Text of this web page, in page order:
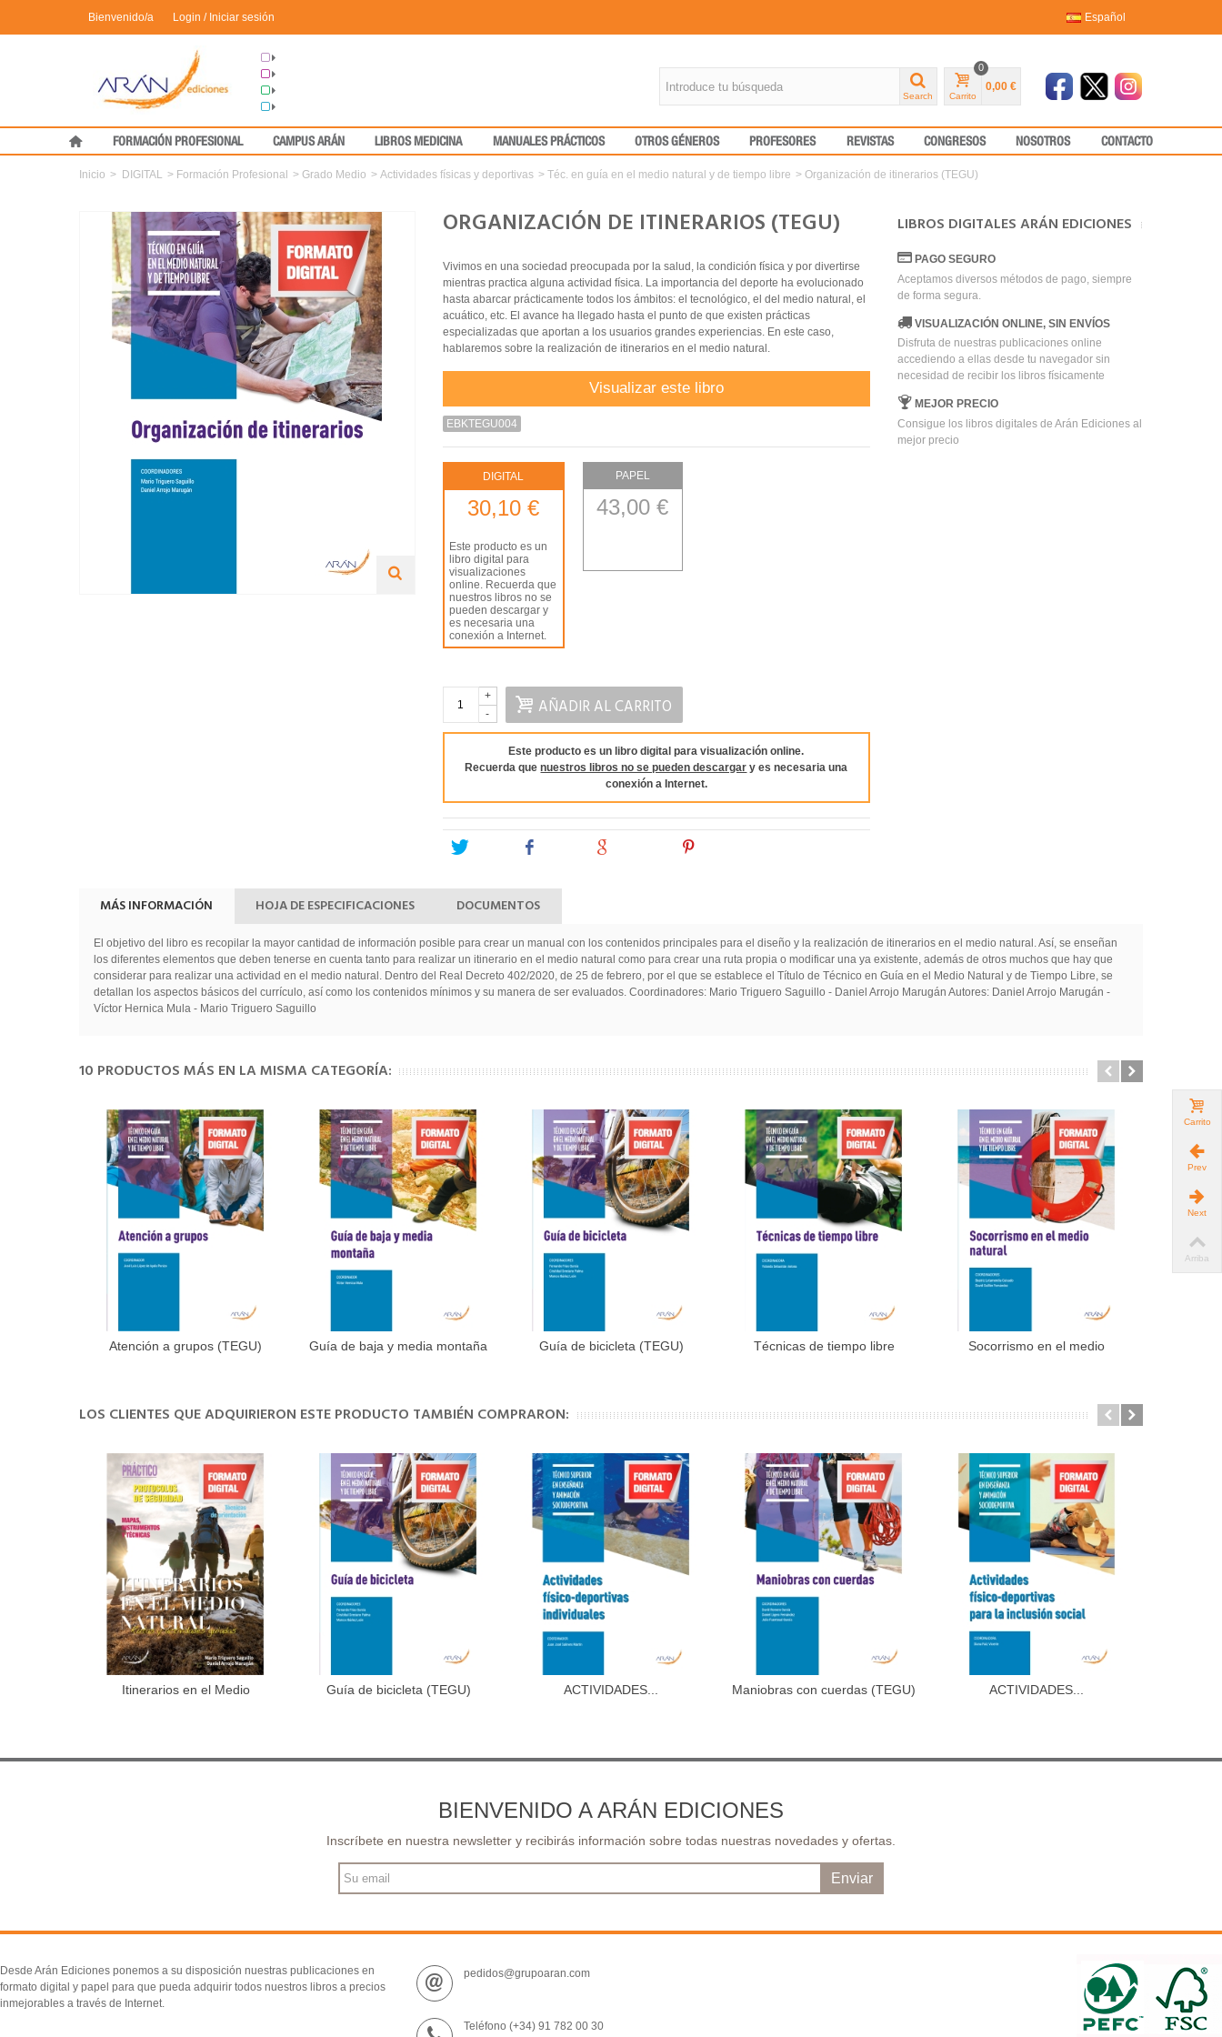
Español
Bienvenido/a Login / Iniciar sesión
Grupo Arán
Congresos
Formación
Medical Press
Search Carrito
0
0,00 €
FORMACIÓN PROFESIONAL CAMPUS ARÁN LIBROS MEDICINA MANUALES PRÁCTICOS OTROS GÉNEROS PROFESORES REVISTAS CONGRESOS NOSOTROS CONTACTO
Inicio > DIGITAL > Formación Profesional > Grado Medio > Actividades físicas y deportivas > Téc. en guía en el medio natural y de tiempo libre > Organización de itinerarios (TEGU)
ORGANIZACIÓN DE ITINERARIOS (TEGU)
Vivimos en una sociedad preocupada por la salud, la condición física y por divertirse
mientras practica alguna actividad física. La importancia del deporte ha evolucionado
hasta abarcar prácticamente todos los ámbitos: el tecnológico, el del medio natural, el
acuático, etc. El avance ha llegado hasta el punto de que existen prácticas
especializadas que aportan a los usuarios grandes experiencias. En este caso,
hablaremos sobre la realización de itinerarios en el medio natural.
Visualizar este libro
EBKTEGU004
DIGITAL
30,10 €
Este producto es un
libro digital para
visualizaciones
online. Recuerda que
nuestros libros no se
pueden descargar y
es necesaria una
conexión a Internet.
PAPEL
43,00 €
-
+ AÑADIR AL CARRITO
Este producto es un libro digital para visualización online.
Recuerda quenuestros libros no se pueden descargar y es necesaria una
conexión a Internet.
Tweet
LIBROS DIGITALES ARÁN EDICIONES
PAGO SEGURO
Aceptamos diversos métodos de pago, siempre
de forma segura.
VISUALIZACIÓN ONLINE, SIN ENVÍOS
Disfruta de nuestras publicaciones online
accediendo a ellas desde tu navegador sin
necesidad de recibir los libros físicamente
MEJOR PRECIO
Consigue los libros digitales de Arán Ediciones al
mejor precio
MÁS INFORMACIÓN HOJA DE ESPECIFICACIONES DOCUMENTOS
El objetivo del libro es recopilar la mayor cantidad de información posible para crear un manual con los contenidos principales para el diseño y la realización de itinerarios en el medio natural. Así, se enseñan
los diferentes elementos que deben tenerse en cuenta tanto para realizar un itinerario en el medio natural como para crear una ruta propia o modificar una ya existente, además de otros muchos que hay que
considerar para realizar una actividad en el medio natural. Dentro del Real Decreto 402/2020, de 25 de febrero, por el que se establece el Título de Técnico en Guía en el Medio Natural y de Tiempo Libre, se
detallan los aspectos básicos del currículo, así como los contenidos mínimos y su manera de ser evaluados. Coordinadores: Mario Triguero Saguillo - Daniel Arrojo Marugán Autores: Daniel Arrojo Marugán -
Víctor Hernica Mula - Mario Triguero Saguillo
10 PRODUCTOS MÁS EN LA MISMA CATEGORÍA:
Añadir al carrito
Atención a grupos (TEGU) Añadir al carrito
Guía de baja y media montaña
Añadir al carrito
Guía de bicicleta (TEGU) Añadir al carrito
Técnicas de tiempo libre
Añadir al carrito
Socorrismo en el medio
LOS CLIENTES QUE ADQUIRIERON ESTE PRODUCTO TAMBIÉN COMPRARON:
Añadir al carrito
Itinerarios en el Medio
Añadir al carrito
Guía de bicicleta (TEGU) Añadir al carrito
ACTIVIDADES... Añadir al carrito
Maniobras con cuerdas (TEGU) Añadir al carrito
ACTIVIDADES...
BIENVENIDO A ARÁN EDICIONES
Inscríbete en nuestra newsletter y recibirás información sobre todas nuestras novedades y ofertas.
Enviar
Desde Arán Ediciones ponemos a su disposición nuestras publicaciones en
formato digital y papel para que pueda adquirir todos nuestros libros a precios
inmejorables a través de Internet.
pedidos@grupoaran.com
Teléfono (+34) 91 782 00 30
Carrito
Prev
Next
Arriba